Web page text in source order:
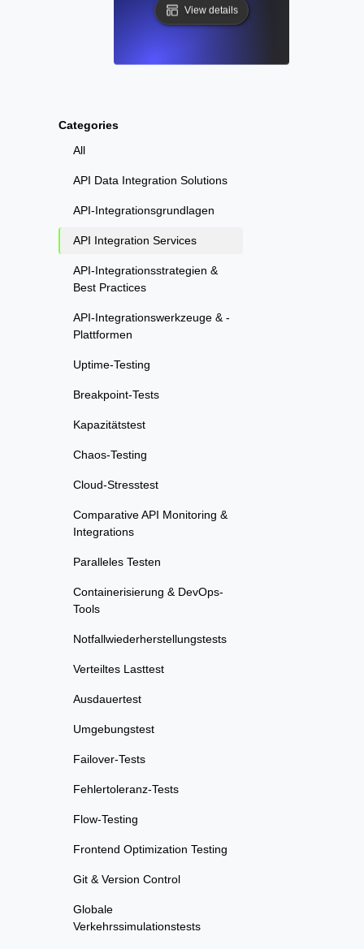
Categories
All
API Data Integration Solutions
API-Integrationsgrundlagen
API Integration Services
API-Integrationsstrategien &
Best Practices
API-Integrationswerkzeuge & -
Plattformen
Uptime-Testing
Breakpoint-Tests
Kapazitätstest
Chaos-Testing
Cloud-Stresstest
Comparative API Monitoring &
Integrations
Paralleles Testen
Containerisierung & DevOps-
Tools
Notfallwiederherstellungstests
Verteiltes Lasttest
Ausdauertest
Umgebungstest
Failover-Tests
Fehlertoleranz-Tests
Flow-Testing
Frontend Optimization Testing
Git & Version Control
Globale
Verkehrssimulationstests
View details